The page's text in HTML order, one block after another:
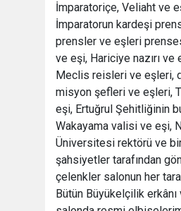
İmparatoriçe, Veliaht ve
İmparatorun kardeşi
prensler ve eşleri
ve eşi, Hariciye nazırı ve
Meclis reisleri ve eşleri,
misyon şefleri ve eşleri,
eşi, Ertuğrul Şehitliğinin
Wakayama valisi ve eşi,
Üniversitesi rektörü ve
şahsiyetler tarafından
çelenkler salonun her
Bütün Büyükelçilik